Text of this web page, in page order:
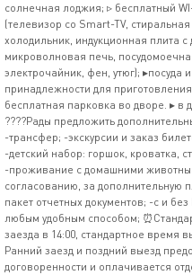
солнечная лоджия; ▹ бесплатный
(телевизор со Smart-TV,
холодильник, индукционная плита с
микроволновая печь,
электрочайник, фен, утюг); ▸посуда
принадлежности для
бесплатная парковка во дворе. ▸ в
????Рады предложить
-трансфер; -экскурсии и заказ
-детский набор: горшок, кроватка,
-проживание с домашними
согласованию, за дополнительную
пакет отчетных документов; -с и
любым удобным способом;
заезда в 14:00, стандартное время
Ранний заезд и поздний выезд
договоренности и оплачивается